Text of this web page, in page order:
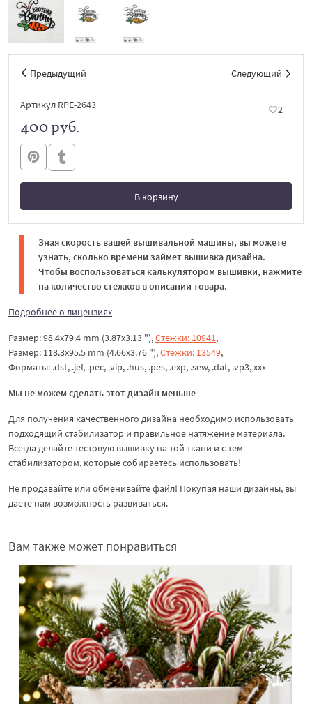
Предыдущий Следующий
Артикул RPE-2643 2
400 руб.
В корзину
В корзине
Зная скорость вашей вышивальной машины, вы можете
узнать, сколько времени займет вышивка дизайна.
Чтобы воспользоваться калькулятором вышивки, нажмите
на количество стежков в описании товара.
Подробнее о лицензиях
Размер: 98.4x79.4 mm (3.87x3.13 "),Стежки: 10941,
Размер: 118.3x95.5 mm (4.66x3.76 "),Стежки: 13549,
Форматы: .dst, .jef, .pec, .vip, .hus, .pes, .exp, .sew, .dat, .vp3, xxx
Мы не можем сделать этот дизайн меньше
Для получения качественного дизайна необходимо использовать
подходящий стабилизатор и правильное натяжение материала.
Всегда делайте тестовую вышивку на той ткани и с тем
стабилизатором, которые собираетесь использовать!
Не продавайте или обменивайте файл! Покупая наши дизайны, вы
даете нам возможность развиваться.
Вам также может понравиться